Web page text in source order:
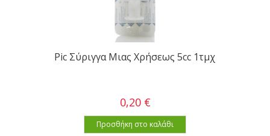
Pic Σύριγγα Μιας Χρήσεως 5cc 1τμχ
0,20 €
Προσθήκη στο καλάθι